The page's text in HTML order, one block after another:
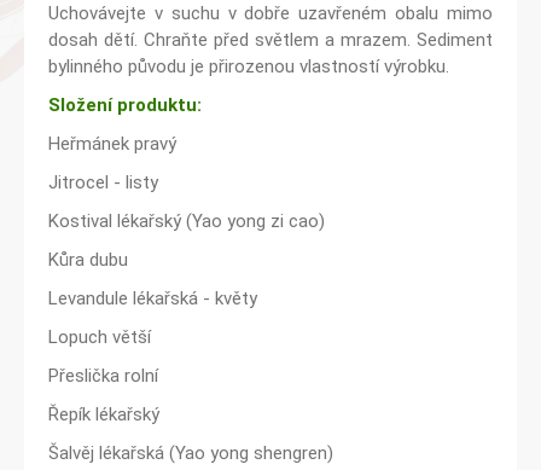
Uchovávejte v suchu v dobře uzavřeném obalu mimo
dosah dětí. Chraňte před světlem a mrazem. Sediment
bylinného původu je přirozenou vlastností výrobku.
Složení produktu:
Heřmánek pravý
Jitrocel - listy
Kostival lékařský (Yao yong zi cao)
Kůra dubu
Levandule lékařská - květy
Lopuch větší
Přeslička rolní
Řepík lékařský
Šalvěj lékařská (Yao yong shengren)